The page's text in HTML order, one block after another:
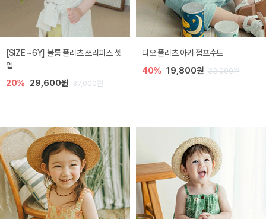
[SIZE ~6Y] 블룸 플리츠 쓰리피스 셋
업
20% 29,600원 37,000원
디오 플리츠 아기 점프수트
40% 19,800원 33,000원